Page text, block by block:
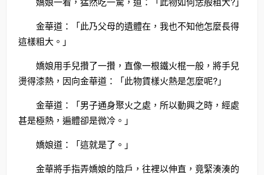
金華道：「此乃父母的遺體在，我也不知他怎麼長得
這樣粗大。」
嬌娘用手兒攢了一攢，直像一根鐵火棍一般，將手兒
燙得漆熱，因向金華道：「此物賃樣火熱是怎麼呢?」
金華道：「男子通身聚火之處，所以動興之時，經處
甚是極熱，遍體卻是微冷。」
嬌娘道：「這就是了。」
金華將手指弄嬌娘的陰戶，往裡以伸直，竟緊湊湊的